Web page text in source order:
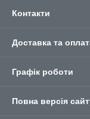
Контакти
Доставка та
Графік роботи
Повна версія